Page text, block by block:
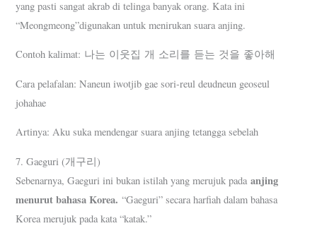
yang pasti sangat akrab di telinga banyak orang. Kata ini
“Meongmeong”digunakan untuk menirukan suara anjing.
Contoh kalimat: 나는 이웃집 개 소리를 듣는 것을 좋아해
Cara pelafalan: Naneun iwotjib gae sori-reul deudneun geoseul
johahae
Artinya: Aku suka mendengar suara anjing tetangga sebelah
7. Gaeguri (개구리)
Sebenarnya, Gaeguri ini bukan istilah yang merujuk padaanjing
menurut bahasa Korea.“Gaeguri” secara harfiah dalam bahasa
Korea merujuk pada kata “katak.”